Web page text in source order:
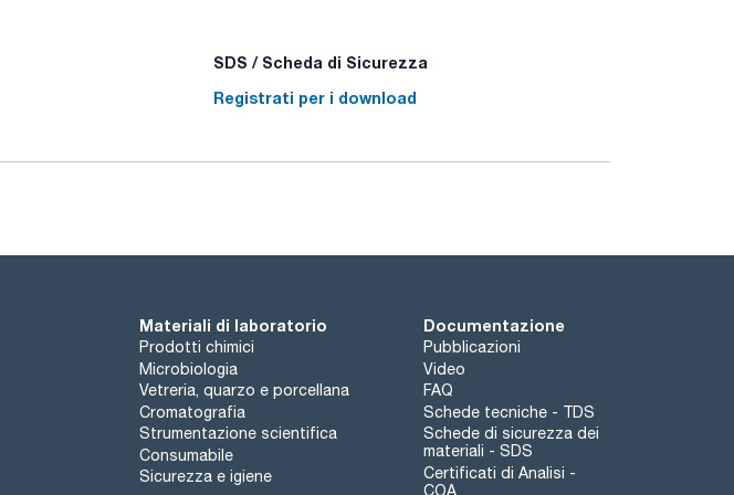
SDS / Scheda di Sicurezza
Registrati per i download
Materiali di laboratorio
Prodotti chimici
Microbiologia
Vetreria, quarzo e porcellana
Cromatografia
Strumentazione scientifica
Consumabile
Sicurezza e igiene
Documentazione
Pubblicazioni
Video
FAQ
Schede tecniche - TDS
Schede di sicurezza dei
materiali - SDS
Certificati di Analisi -
COA